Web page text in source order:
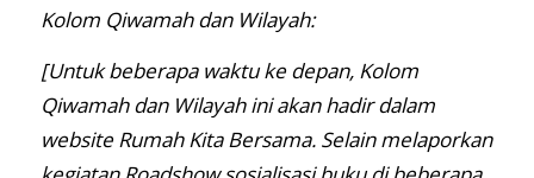
Kolom Qiwamah dan Wilayah:
[Untuk beberapa waktu ke depan, Kolom
Qiwamah danWilayah iniakan hadir dalam
website Rumah KitaBersama. Selain melaporkan